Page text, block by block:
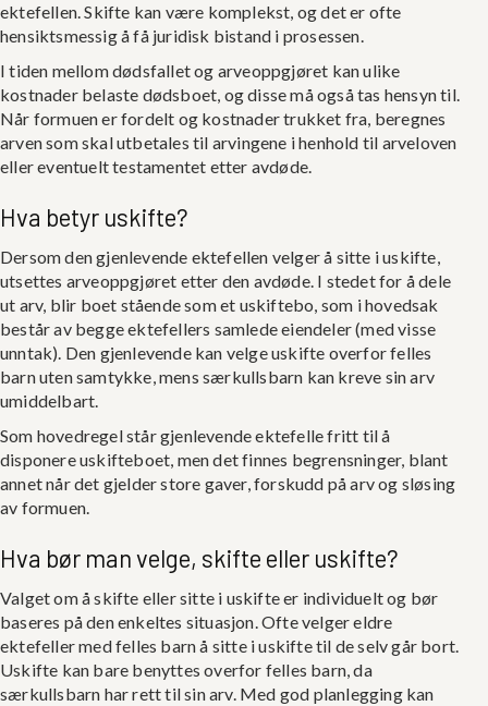
ektefellen. Skifte kan være komplekst, og det er ofte
hensiktsmessig å få juridisk bistand i prosessen.
I tiden mellom dødsfallet og arveoppgjøret kan ulike
kostnader belaste dødsboet, og disse må også tas hensyn til.
Når formuen er fordelt og kostnader trukket fra, beregnes
arven som skal utbetales til arvingene i henhold til arveloven
eller eventuelt testamentet etter avdøde.
Hva betyr uskifte?
Dersom den gjenlevende ektefellen velger å sitte i uskifte,
utsettes arveoppgjøret etter den avdøde. I stedet for å dele
ut arv, blir boet stående som et uskiftebo, som i hovedsak
består av begge ektefellers samlede eiendeler (med visse
unntak). Den gjenlevende kan velge uskifte overfor felles
barn uten samtykke, mens særkullsbarn kan kreve sin arv
umiddelbart.
Som hovedregel står gjenlevende ektefelle fritt til å
disponere uskifteboet, men det finnes begrensninger, blant
annet når det gjelder store gaver, forskudd på arv og sløsing
av formuen.
Hva bør man velge, skifte eller uskifte?
Valget om å skifte eller sitte i uskifte er individuelt og bør
baseres på den enkeltes situasjon. Ofte velger eldre
ektefeller med felles barn å sitte i uskifte til de selv går bort.
Uskifte kan bare benyttes overfor felles barn, da
særkullsbarn har rett til sin arv. Med god planlegging kan